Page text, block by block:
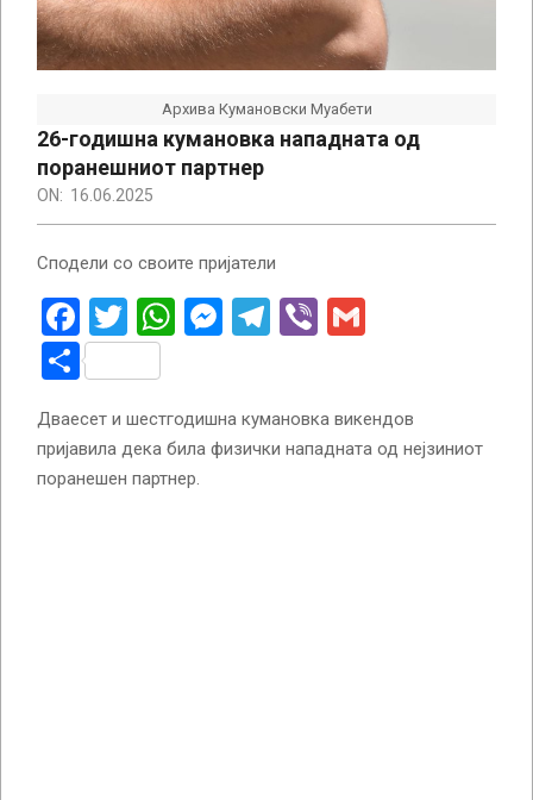
Архива Кумановски Муабети
26-годишна кумановка нападната од
поранешниот партнер
ON: 16.06.2025
Сподели со своите пријатели
Facebook
Twitter
WhatsApp
Messenger
Telegram
Viber
Share
Дваесет и шестгодишна кумановка викендов
пријавила дека била физички нападната од нејзиниот
поранешен партнер.